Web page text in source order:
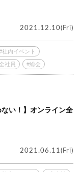
2021.12.10(Fri)
社内イベント
社員 #総会
ない！】オンライン全
2021.06.11(Fri)